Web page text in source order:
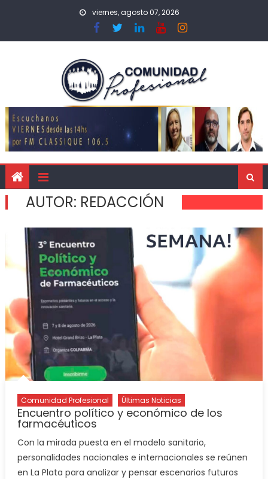
viernes, agosto 07, 2026
AUTOR: REDACCIÓN
Comunidad Profesional Últimas Noticias
Encuentro político y económico de los
farmacéuticos
Con la mirada puesta en el modelo sanitario,
personalidades nacionales e internacionales se reúnen
en La Plata para analizar y pensar escenarios futuros